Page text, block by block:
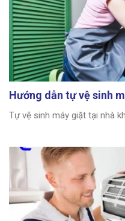
Hướng dẫn tự vệ sinh
Tự vệ sinh máy giặt tại nhà